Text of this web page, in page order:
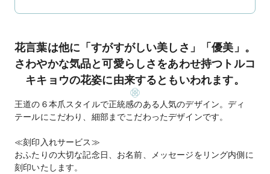
花言葉は他に「すがすがしい美しさ」「優美」。
さわやかな気品と可愛らしさをあわせ持つトルコ
キキョウの花姿に由来するともいわれます。
王道の６本爪スタイルで正統感のある人気のデザイン。ディ
テールにこだわり、細部までこだわったデザインです。
≪刻印入れサービス≫
おふたりの大切な記念日、お名前、メッセージをリング内側に
刻印いたします。